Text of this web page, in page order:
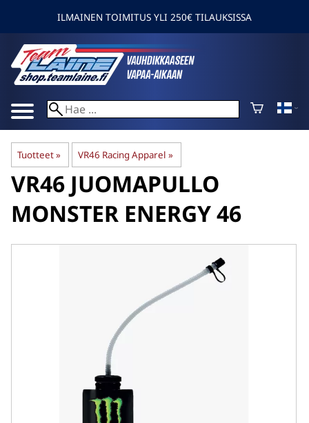
ILMAINEN TOIMITUS YLI 250€ TILAUKSISSA
Tuotteet‪» VR46 Racing Apparel ‪»
VR46 JUOMAPULLO
MONSTER ENERGY 46